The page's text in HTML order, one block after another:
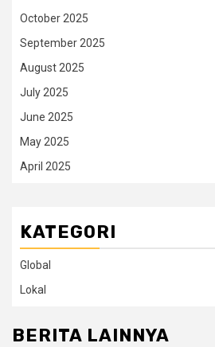
October 2025
September 2025
August 2025
July 2025
June 2025
May 2025
April 2025
KATEGORI
Global
Lokal
BERITA LAINNYA